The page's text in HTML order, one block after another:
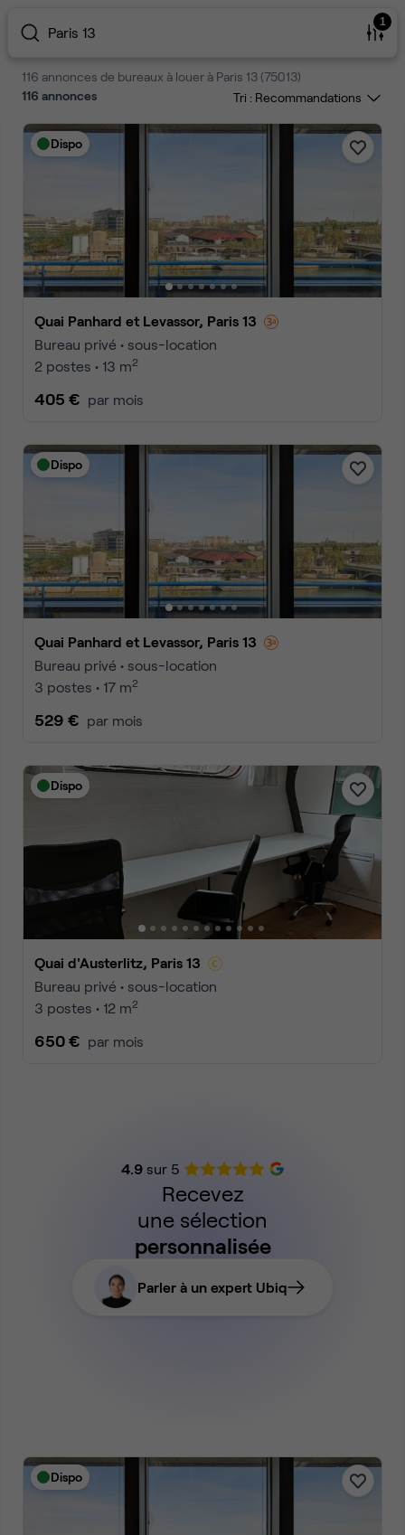
Paris 13
1
116 annonces de bureaux à louer à Paris 13 (75013)
116 annonces Tri :
Dispo
Quai Panhard et Levassor, Paris 13
Bureau privé • sous-location
2 postes • 13 m2
405 € par mois
Dispo
Quai Panhard et Levassor, Paris 13
Bureau privé • sous-location
3 postes • 17 m2
529 € par mois
Dispo
Quai d'Austerlitz, Paris 13
Bureau privé • sous-location
3 postes • 12 m2
650 € par mois
4.9sur 5
Recevez
une sélection
personnalisée
Parler à un expert Ubiq
Dispo